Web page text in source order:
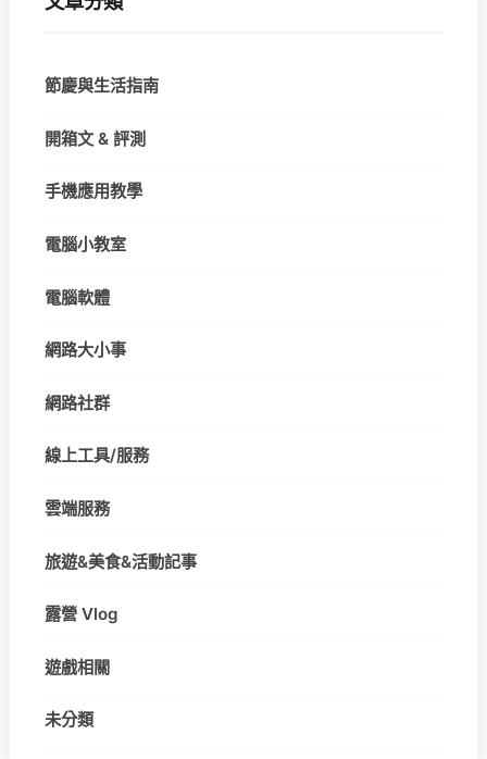
節慶與生活指南
開箱文 & 評測
手機應用教學
電腦小教室
電腦軟體
網路大小事
網路社群
線上工具/服務
雲端服務
旅遊&美食&活動記事
露營 Vlog
遊戲相關
未分類